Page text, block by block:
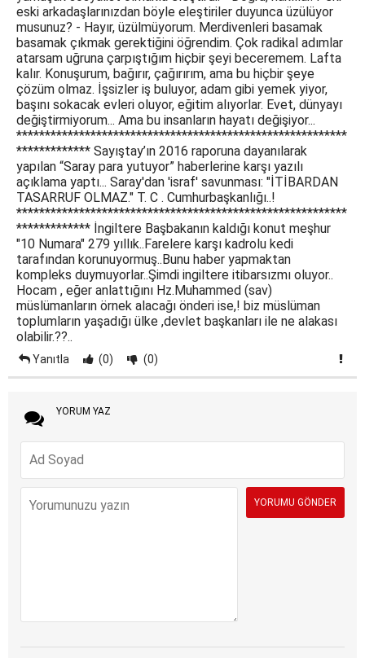
eski arkadaşlarınızdan böyle eleştiriler duyunca üzülüyor
musunuz? - Hayır, üzülmüyorum. Merdivenleri basamak
basamak çıkmak gerektiğini öğrendim. Çok radikal adımlar
atarsam uğruna çarpıştığım hiçbir şeyi beceremem. Lafta
kalır. Konuşurum, bağırır, çağırırım, ama bu hiçbir şeye
çözüm olmaz. İşsizler iş buluyor, adam gibi yemek yiyor,
başını sokacak evleri oluyor, eğitim alıyorlar. Evet, dünyayı
değiştirmiyorum... Ama bu insanların hayatı değişiyor...
**********************************************************
************* Sayıştay’ın 2016 raporuna dayanılarak
yapılan “Saray para yutuyor” haberlerine karşı yazılı
açıklama yaptı... Saray'dan 'israf' savunması: "İTİBARDAN
TASARRUF OLMAZ." T. C . Cumhurbaşkanlığı..!
**********************************************************
************* İngiltere Başbakanın kaldığı konut meşhur
"10 Numara" 279 yıllık..Farelere karşı kadrolu kedi
tarafından korunuyormuş..Bunu haber yapmaktan
kompleks duymuyorlar..Şimdi ingiltere itibarsızmı oluyor..
Hocam , eğer anlattığını Hz.Muhammed (sav)
müslümanların örnek alacağı önderi ise,! biz müslüman
toplumların yaşadığı ülke ,devlet başkanları ile ne alakası
olabilir.??..
Yanıtla (0) (0)
YORUM YAZ